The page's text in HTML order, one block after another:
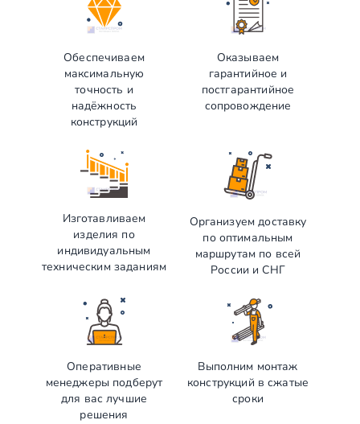
Обеспечиваем
максимальную
точность и
надёжность
конструкций
Оказываем
гарантийное и
постгарантийное
сопровождение
Изготавливаем
изделия по
индивидуальным
техническим заданиям
Организуем доставку
по оптимальным
маршрутам по всей
России и СНГ
Оперативные
менеджеры подберут
для вас лучшие
решения
Выполним монтаж
конструкций в сжатые
сроки